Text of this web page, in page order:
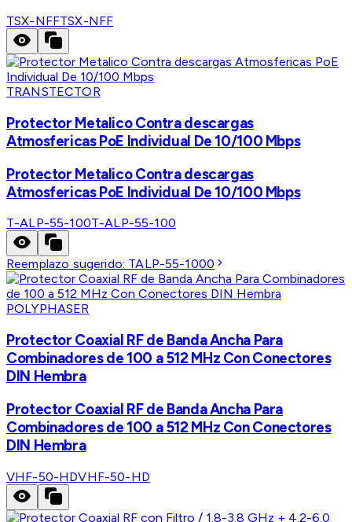
TSX-NFFTSX-NFF
TRANSTECTOR
Protector Metalico Contra descargas
Atmosfericas PoE Individual De 10/100 Mbps
Protector Metalico Contra descargas
Atmosfericas PoE Individual De 10/100 Mbps
T-ALP-55-100T-ALP-55-100
Reemplazo sugerido: TALP-55-1000
POLYPHASER
Protector Coaxial RF de Banda Ancha Para
Combinadores de 100 a 512 MHz Con Conectores
DIN Hembra
Protector Coaxial RF de Banda Ancha Para
Combinadores de 100 a 512 MHz Con Conectores
DIN Hembra
VHF-50-HDVHF-50-HD